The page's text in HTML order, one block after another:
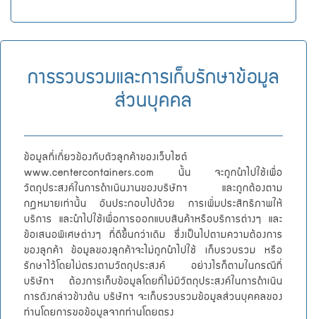
การรวบรวมและการเก็บรักษาข้อมูล
ส่วนบุคคล
ข้อมูลที่เกี่ยวข้องกับตัวลูกค้าของเว็บไซต์
www.centercontainers.com นั้น จะถูกนำไปใช้เพื่อ
วัตถุประสงค์ในการดำเนินงานของบริษัทฯ และถูกต้องตาม
กฎหมายเท่านั้น อันประกอบไปด้วย การเพิ่มประสิทธิภาพให้
บริการ และนำไปใช้เพื่อการออกแบบสินค้าหรือบริการต่างๆ และ
ข้อเสนอพิเศษต่างๆ ที่ดีขึ้นกว่าเดิม ซึ่งเป็นไปตามความต้องการ
ของลูกค้า ข้อมูลของลูกค้าจะไม่ถูกนำไปใช้ เก็บรวบรวม หรือ
รักษาไว้โดยไม่ตรงตามวัตถุประสงค์ อย่างไรก็ตามในกรณีที่
บริษัทฯ ต้องการเก็บข้อมูลโดยที่ไม่มีวัตถุประสงค์ในการดำเนิน
การดังกล่าวข้างต้น บริษัทฯ จะเก็บรวบรวมข้อมูลส่วนบุคคลของ
ท่านโดยการขอข้อมูลจากท่านโดยตรง